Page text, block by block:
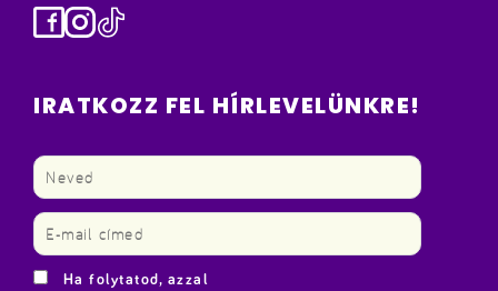
Facebook
Instagram
TikTok
IRATKOZZ FEL HÍRLEVELÜNKRE!
Ha folytatod, azzal